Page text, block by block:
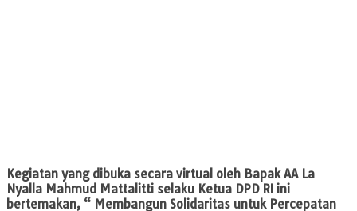
Kegiatan yang dibuka secara virtual oleh Bapak AA La
Nyalla Mahmud Mattalitti selaku Ketua DPD RI ini
bertemakan, “ Membangun Solidaritas untuk Percepatan